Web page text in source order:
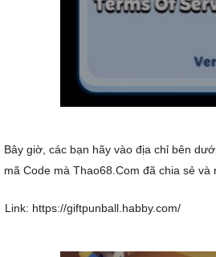
Bây giờ, các bạn hãy vào địa chỉ bên
mã Code mà Thao68.Com đã chia sẻ và
Link: https://giftpunball.habby.com/